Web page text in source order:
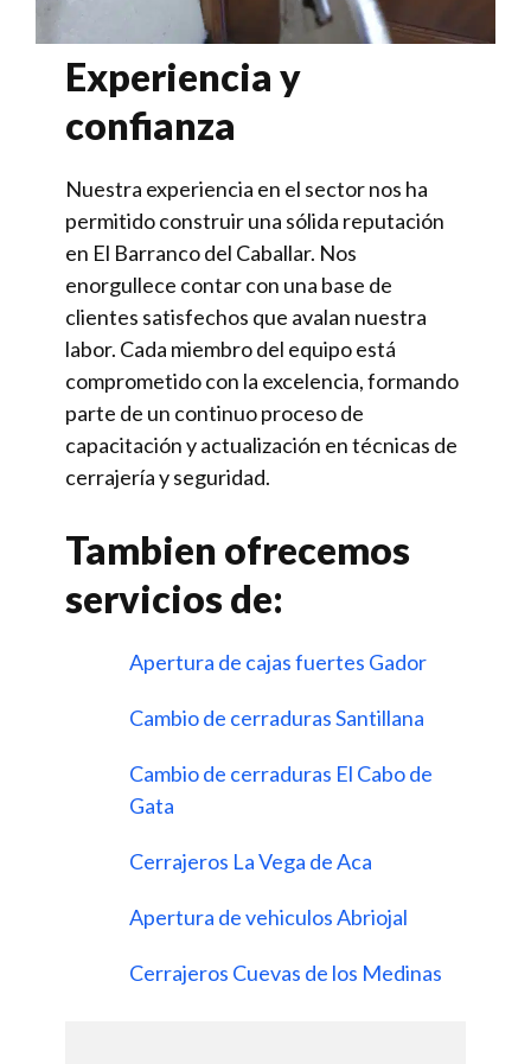
Experiencia y
confianza
Nuestra experiencia en el sector nos ha
permitido construir una sólida reputación
en El Barranco del Caballar. Nos
enorgullece contar con una base de
clientes satisfechos que avalan nuestra
labor. Cada miembro del equipo está
comprometido con la excelencia, formando
parte de un continuo proceso de
capacitación y actualización en técnicas de
cerrajería y seguridad.
Tambien ofrecemos
servicios de:
Apertura de cajas fuertes Gador
Cambio de cerraduras Santillana
Cambio de cerraduras El Cabo de
Gata
Cerrajeros La Vega de Aca
Apertura de vehiculos Abriojal
Cerrajeros Cuevas de los Medinas